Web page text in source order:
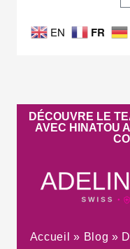
EN FR
DÉCOUVRE LE
AVEC HINATOU
Accueil » Blog »